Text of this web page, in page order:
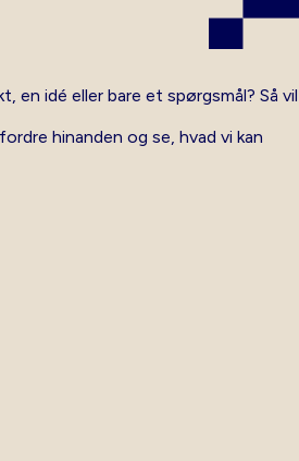
en idé eller bare et spørgsmål? Så vil
hinanden og se, hvad vi kan